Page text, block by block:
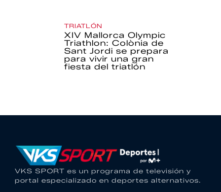
TRIATLÓN
XIV Mallorca Olympic
Triathlon: Colònia de
Sant Jordi se prepara
para vivir una gran
fiesta del triatlón
VKS SPORT es un programa de televisión y
portal especializado en deportes alternativos.